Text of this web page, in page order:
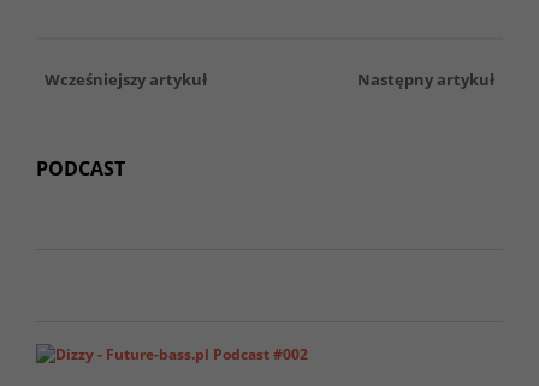
Wcześniejszy artykuł Następny artykuł
PODCAST